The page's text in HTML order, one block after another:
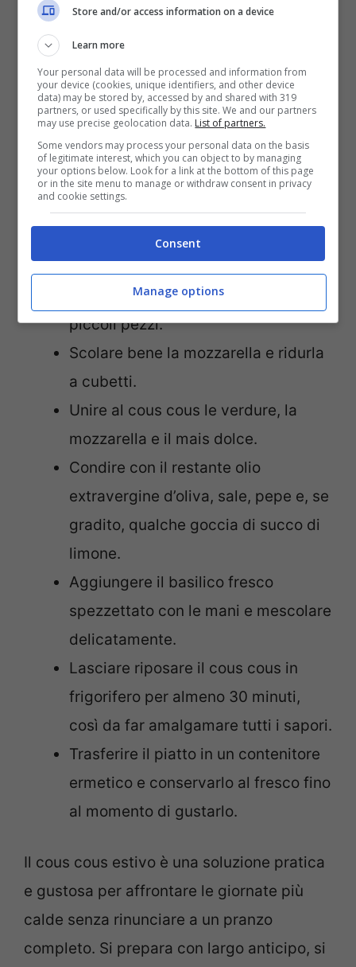
leggermente salata.
Coprire e lasciare riposare per circa
5 minuti, finché il liquido sarà
completamente assorbito.
Sgranare il cous cous con una
forchetta e aggiungere un cucchiaio
di olio extravergine d’oliva.
Lavare accuratamente i pomodorini,
il cetriolo e il peperone.
Tagliare i pomodorini a metà, il
cetriolo a cubetti e il peperone a
piccoli pezzi.
Scolare bene la mozzarella e ridurla
a cubetti.
Unire al cous cous le verdure, la
mozzarella e il mais dolce.
Condire con il restante olio
extravergine d’oliva, sale, pepe e, se
gradito, qualche goccia di succo di
limone.
Aggiungere il basilico fresco
spezzettato con le mani e mescolare
delicatamente.
Lasciare riposare il cous cous in
frigorifero per almeno 30 minuti,
così da far amalgamare tutti i sapori.
Trasferire il piatto in un contenitore
ermetico e conservarlo al fresco fino
al momento di gustarlo.
Il cous cous estivo è una soluzione pratica
e gustosa per affrontare le giornate più
calde senza rinunciare a un pranzo
completo. Si prepara con largo anticipo, si
Store and/or access information on a device
Learn more
Your personal data will be processed and information from
your device (cookies, unique identifiers, and other device
data) may be stored by, accessed by and shared with 319
partners, or used specifically by this site. We and our partners
may use precise geolocation data. List of partners.
Some vendors may process your personal data on the basis
of legitimate interest, which you can object to by managing
your options below. Look for a link at the bottom of this page
or in the site menu to manage or withdraw consent in privacy
and cookie settings.
Consent
Manage options